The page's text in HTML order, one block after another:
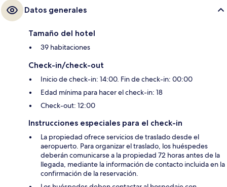
Datos generales
Tamaño del hotel
39 habitaciones
Check-in/check-out
Inicio de check-in: 14:00. Fin de check-in: 00:00
Edad mínima para hacer el check-in: 18
Check-out: 12:00
Instrucciones especiales para el check-in
La propiedad ofrece servicios de traslado desde el
aeropuerto. Para organizar el traslado, los huéspedes
deberán comunicarse a la propiedad 72 horas antes de la
llegada, mediante la información de contacto incluida en la
confirmación de la reservación.